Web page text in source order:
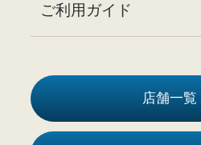
ご利用ガイド
店舗一覧